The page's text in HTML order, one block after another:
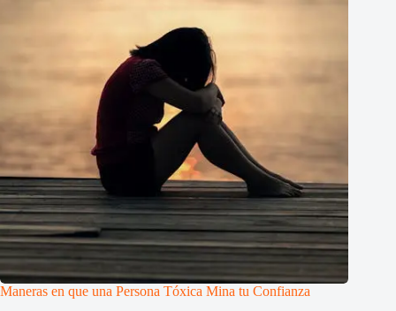
Maneras en que una Persona Tóxica Mina tu Confianza